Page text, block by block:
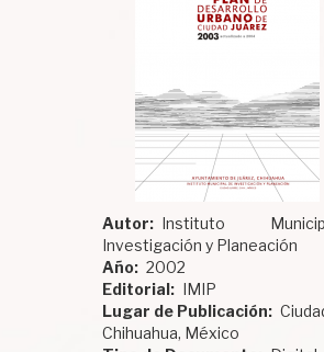
Autor
Instituto
Investigación y Planeación
Año
2002
Editorial
IMIP
Lugar de Publicación
Chihuahua, México